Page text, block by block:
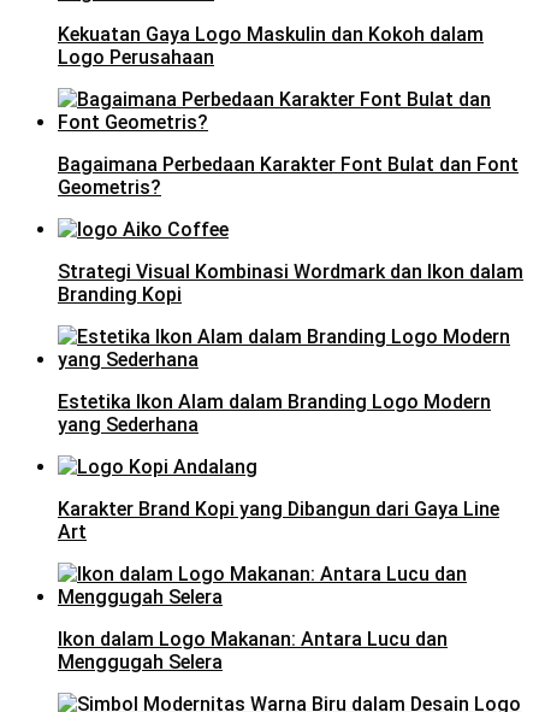
Kekuatan Gaya Logo Maskulin dan Kokoh dalam
Logo Perusahaan
Bagaimana Perbedaan Karakter Font Bulat dan Font
Geometris?
Strategi Visual Kombinasi Wordmark dan Ikon dalam
Branding Kopi
Estetika Ikon Alam dalam Branding Logo Modern
yang Sederhana
Karakter Brand Kopi yang Dibangun dari Gaya Line
Art
Ikon dalam Logo Makanan: Antara Lucu dan
Menggugah Selera